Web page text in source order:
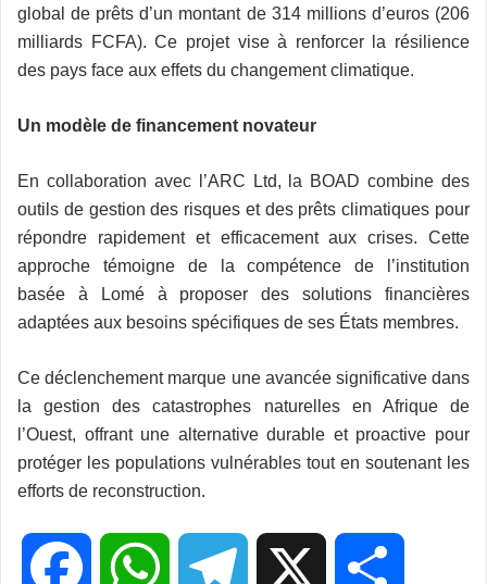
global de prêts d’un montant de 314 millions d’euros (206
milliards FCFA). Ce projet vise à renforcer la résilience
des pays face aux effets du changement climatique.
Un modèle de financement novateur
En collaboration avec l’ARC Ltd, la BOAD combine des
outils de gestion des risques et des prêts climatiques pour
répondre rapidement et efficacement aux crises. Cette
approche témoigne de la compétence de l’institution
basée à Lomé à proposer des solutions financières
adaptées aux besoins spécifiques de ses États membres.
Ce déclenchement marque une avancée significative dans
la gestion des catastrophes naturelles en Afrique de
l’Ouest, offrant une alternative durable et proactive pour
protéger les populations vulnérables tout en soutenant les
efforts de reconstruction.